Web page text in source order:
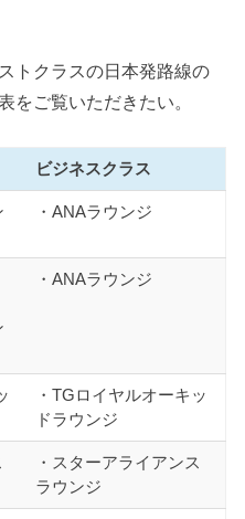
トクラスの日本発路線の
をご覧いただきたい。
ビジネスクラス
・ANAラウンジ
・ANAラウンジ
・TGロイヤルオーキッ
ドラウンジ
・スターアライアンス
ラウンジ